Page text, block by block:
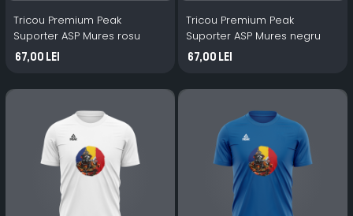
Tricou Premium Peak
Suporter ASP Mures rosu
67,00 Lei
Tricou Premium Peak
Suporter ASP Mures negru
67,00 Lei